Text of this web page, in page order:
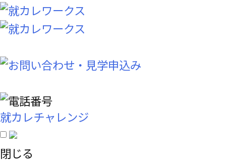
就カレチャレンジ
閉じる